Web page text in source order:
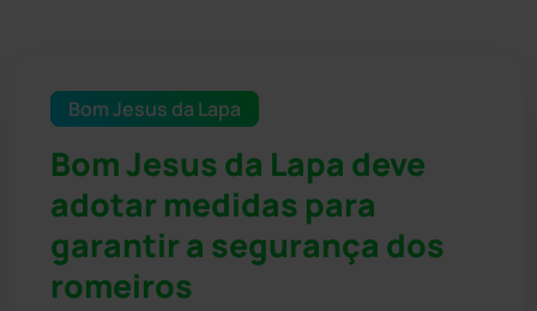
Bom Jesus da Lapa
Bom Jesus da Lapa deve
adotar medidas para
garantir a segurança dos
romeiros